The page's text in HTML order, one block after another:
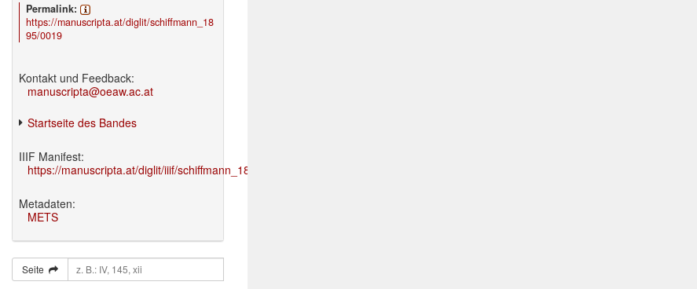
Permalink:
https://manuscripta.at/diglit/schiffmann_18
95/0019
Kontakt und Feedback:
manuscripta@oeaw.ac.at
Startseite des Bandes
IIIF Manifest:
https://manuscripta.at/diglit/iiif/schiffmann_1895/manifest.json
Metadaten:
METS
Seite